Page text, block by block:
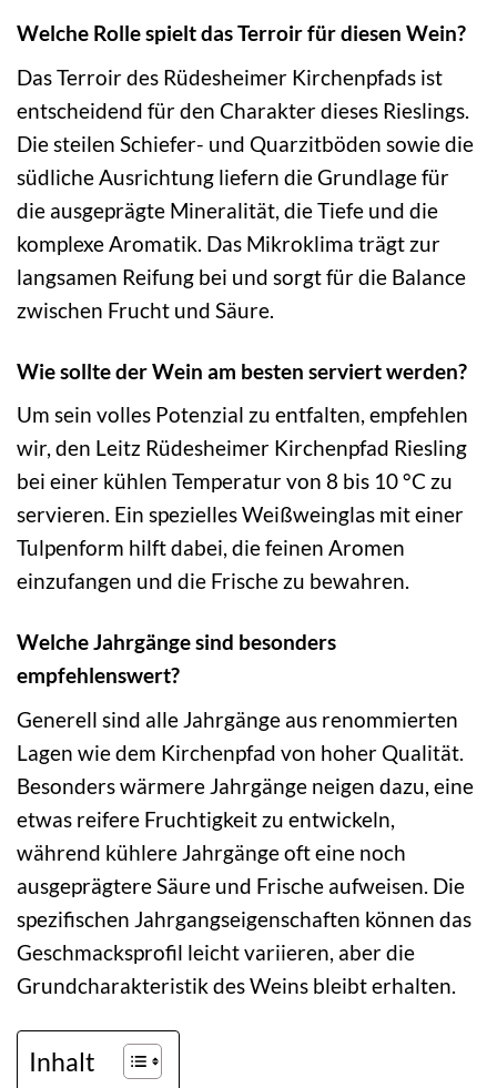
Welche Rolle spielt das Terroir für diesen Wein?
Das Terroir des Rüdesheimer Kirchenpfads ist
entscheidend für den Charakter dieses Rieslings.
Die steilen Schiefer- und Quarzitböden sowie die
südliche Ausrichtung liefern die Grundlage für
die ausgeprägte Mineralität, die Tiefe und die
komplexe Aromatik. Das Mikroklima trägt zur
langsamen Reifung bei und sorgt für die Balance
zwischen Frucht und Säure.
Wie sollte der Wein am besten serviert werden?
Um sein volles Potenzial zu entfalten, empfehlen
wir, den Leitz Rüdesheimer Kirchenpfad Riesling
bei einer kühlen Temperatur von 8 bis 10 °C zu
servieren. Ein spezielles Weißweinglas mit einer
Tulpenform hilft dabei, die feinen Aromen
einzufangen und die Frische zu bewahren.
Welche Jahrgänge sind besonders
empfehlenswert?
Generell sind alle Jahrgänge aus renommierten
Lagen wie dem Kirchenpfad von hoher Qualität.
Besonders wärmere Jahrgänge neigen dazu, eine
etwas reifere Fruchtigkeit zu entwickeln,
während kühlere Jahrgänge oft eine noch
ausgeprägtere Säure und Frische aufweisen. Die
spezifischen Jahrgangseigenschaften können das
Geschmacksprofil leicht variieren, aber die
Grundcharakteristik des Weins bleibt erhalten.
Inhalt